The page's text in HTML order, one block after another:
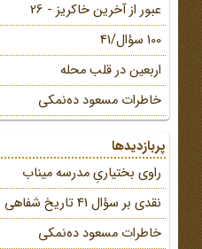
عبور از آخرین خاکریز - 26
100 سؤال/41
اربعین در قلب محله
خاطرات مسعود ده‌نمکی
پربازدیدها
راوی بختیاریِ مدرسه میناب
نقدی بر سؤال 41 تاریخ شفاهی
خاطرات مسعود ده‌نمکی